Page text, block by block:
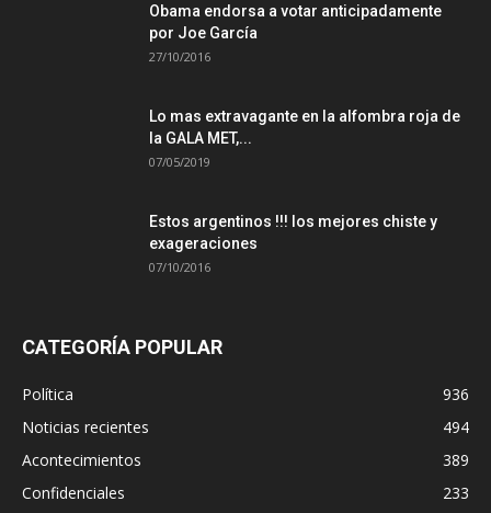
Obama endorsa a votar anticipadamente
por Joe García
27/10/2016
Lo mas extravagante en la alfombra roja de
la GALA MET,...
07/05/2019
Estos argentinos !!! los mejores chiste y
exageraciones
07/10/2016
CATEGORÍA POPULAR
Política
936
Noticias recientes
494
Acontecimientos
389
Confidenciales
233